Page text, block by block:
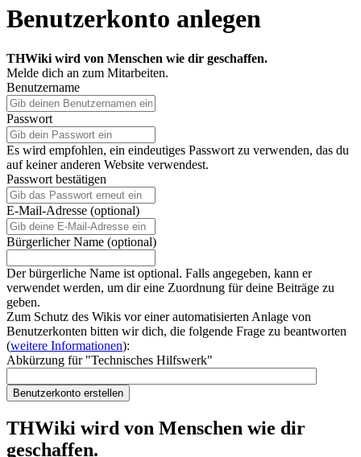
Benutzerkonto anlegen
THWiki wird von Menschen wie dir geschaffen.
Melde dich an zum Mitarbeiten.
Benutzername
Passwort
Es wird empfohlen, ein eindeutiges Passwort zu verwenden, das du
auf keiner anderen Website verwendest.
Passwort bestätigen
E-Mail-Adresse (optional)
Bürgerlicher Name (optional)
Der bürgerliche Name ist optional. Falls angegeben, kann er
verwendet werden, um dir eine Zuordnung für deine Beiträge zu
geben.
Zum Schutz des Wikis vor einer automatisierten Anlage von
Benutzerkonten bitten wir dich, die folgende Frage zu beantworten
(weitere Informationen):
Abkürzung für "Technisches Hilfswerk"
Benutzerkonto erstellen
THWiki wird von Menschen wie dir
geschaffen.